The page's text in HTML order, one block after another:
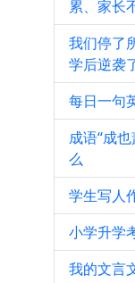
累、家长
我们停了
学后逆袭
每日一句
成语“成
么
学生写人
小学升学
我的文言